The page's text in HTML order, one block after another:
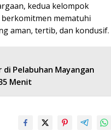
kedua kelompok
mematuhi
aman, tertib, dan kondusif.
di Pelabuhan Mayangan
Menit